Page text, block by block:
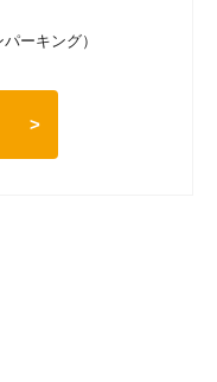
ーキング）